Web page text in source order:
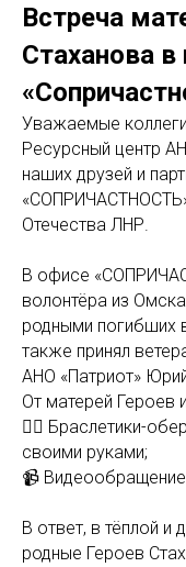
Встреча
Стаханова в
Уважаемые
Ресурсный центр
наших друзей и
Отечества ЛНР.
В офисе
волонтёра из
родными погибших
также принял
АНО «Патриот»
От матерей Героев
❤️‍🔥 Браслетики-
своими руками;
📹
В ответ, в тёплой
родные Героев